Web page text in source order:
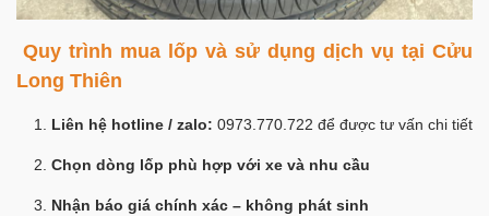
Quy trình mua lốp và sử dụng dịch vụ tại Cửu
Long Thiên
Liên hệ hotline / zalo: 0973.770.722 để được tư vấn chi tiết
Chọn dòng lốp phù hợp với xe và nhu cầu
Nhận báo giá chính xác – không phát sinh